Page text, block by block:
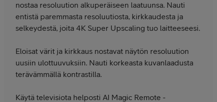
nostaa resoluution alkuperäiseen laatuunsa. Nauti
entistä paremmasta resoluutiosta, kirkkaudesta ja
selkeydestä, joita 4K Super Upscaling tuo laitteeseesi.
Eloisat värit ja kirkkaus nostavat näytön resoluution
uusiin ulottuuvuksiin. Nauti korkeasta kuvanlaadusta
terävämmällä kontrastilla.
Käytä televisiota helposti AI Magic Remote -